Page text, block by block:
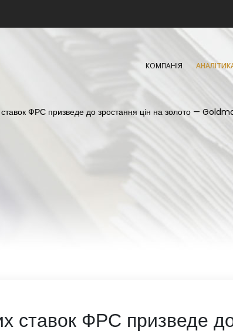
КОМПАНІЯ
ФРС призведе до зростання цін на золото —
ставок ФРС призведе